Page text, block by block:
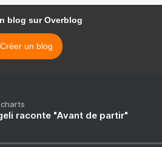
blog sur Overblog
Créer un blog
raconte "Avant de partir"